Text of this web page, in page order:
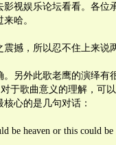
视娱乐论坛看看。各位
哈。
撼，所以忍不住上来说
另外此歌老鹰的演绎有
于歌曲意义的理解，可
心的是几句对话：
be heaven or this could